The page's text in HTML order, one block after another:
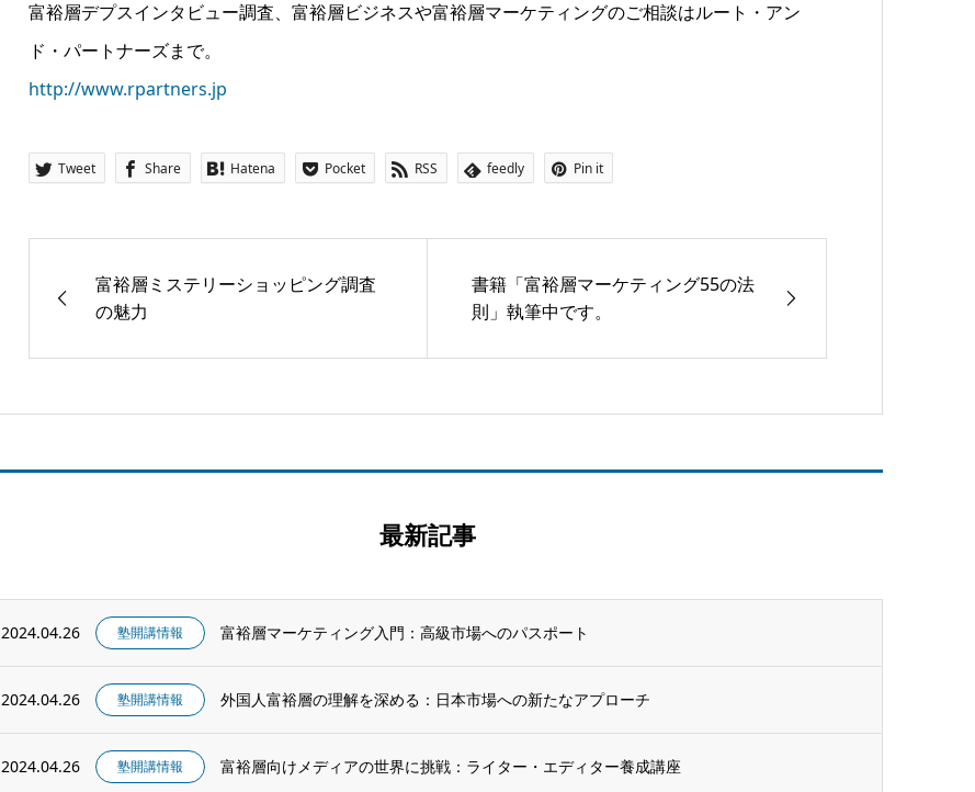
富裕層デプスインタビュー調査、富裕層ビジネスや富裕層マーケティングのご相談はルート・アン
ド・パートナーズまで。
http://www.rpartners.jp
Tweet Share Hatena Pocket RSS feedly Pin it
富裕層ミステリーショッピング調査
の魅力
書籍「富裕層マーケティング55の法
則」執筆中です。
最新記事
2024.04.26 塾開講情報 富裕層マーケティング入門：高級市場へのパスポート
2024.04.26 塾開講情報 外国人富裕層の理解を深める：日本市場への新たなアプローチ
2024.04.26 塾開講情報 富裕層向けメディアの世界に挑戦：ライター・エディター養成講座